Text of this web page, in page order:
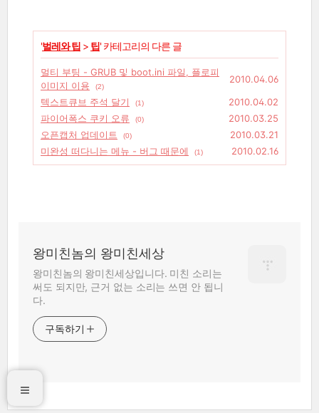
'벌레와 팁 > 팁' 카테고리의 다른 글
멀티 부팅 - GRUB 및 boot.ini 파일, 플로피
이미지 이용
(2)
2010.04.06
텍스트큐브 주석 달기
(1)
2010.04.02
파이어폭스 쿠키 오류
(0)
2010.03.25
오픈캡처 업데이트
(0)
2010.03.21
미완성 떠다니는 메뉴 - 버그 때문에
(1) 2010.02.16
왕미친놈의 왕미친세상
왕미친놈의 왕미친세상입니다. 미친 소리는
써도 되지만, 근거 없는 소리는 쓰면 안 됩니
다.
구독하기